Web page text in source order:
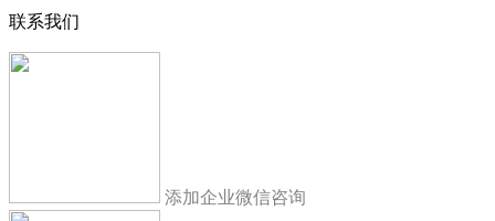
联系我们
添加企业微信咨询